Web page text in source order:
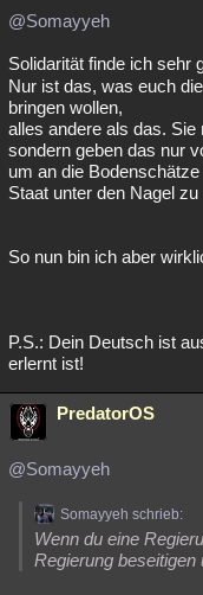
@Somayyeh
Solidarität finde ich sehr
Nur ist das, was euch
bringen wollen,
alles andere als das.
sondern geben das nur
um an die
Staat unter den Nagel zu
So nun bin ich aber
P.S.: Dein Deutsch ist
erlernt ist!
PredatorOS
@Somayyeh
Somayyeh schrieb:
Wenn du eine
Regierung